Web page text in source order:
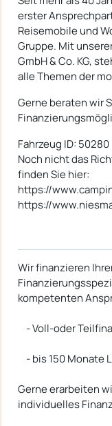
erster
Reisemobile und
Gruppe. Mit
GmbH & Co. KG,
alle Themen der
Gerne beraten wir
Fahrzeug ID: 50280
Noch nicht das
finden Sie hier:
https://
https://
Wir finanzieren
kompetenten
- Voll-oder
- bis 150 Monate
Gerne erarbeiten
individuelles